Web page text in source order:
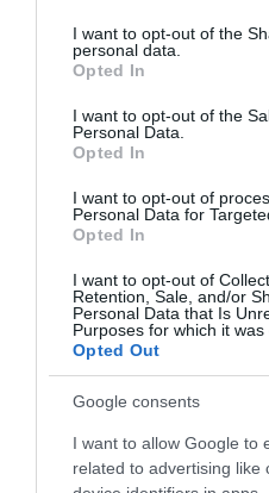
not limited to your visit or
grant or deny consent to
use your data for below
consent section.
I want to opt-out of the
personal data.
Opted In
I want to opt-out of the
Personal Data.
Opted In
I want to opt-out of
Personal Data for
Opted In
I want to opt-out of
Retention, Sale, and/or
Personal Data that Is
Purposes for which it was
Opted Out
Google consents
I want to allow Google to
related to advertising like